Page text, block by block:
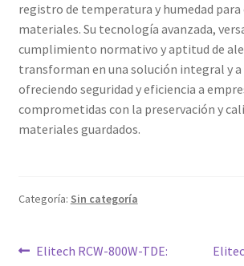
registro de temperatura y humedad para
materiales. Su tecnología avanzada,
cumplimiento normativo y aptitud de
transforman en una solución integral y a
ofreciendo seguridad y eficiencia a
comprometidas con la preservación y
materiales guardados.
Categoría: Sin categoría
Navegación
Entrada
Elitech RCW-800W-TDE: